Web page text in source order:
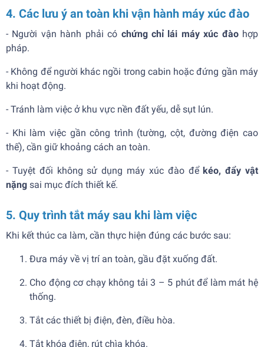
4. Các lưu ý an toàn khi vận hành máy xúc đào
- Người vận hành phải có chứng chỉ lái máy xúc đàohợp
pháp.
- Không để người khác ngồi trong cabin hoặc đứng gần máy
khi hoạt động.
- Tránh làm việc ở khu vực nền đất yếu, dễ sụt lún.
- Khi làm việc gần công trình (tường, cột, đường điện cao
thế), cần giữ khoảng cách an toàn.
- Tuyệt đối không sử dụng máy xúc đào đểkéo, đẩy vật
nặng sai mục đích thiết kế.
5. Quy trình tắt máy sau khi làm việc
Khi kết thúc ca làm, cần thực hiện đúng các bước sau:
Đưa máy về vị trí an toàn, gầu đặt xuống đất.
Cho động cơ chạy không tải 3 – 5 phút để làm mát hệ
thống.
Tắt các thiết bị điện, đèn, điều hòa.
Tắt khóa điện, rút chìa khóa.